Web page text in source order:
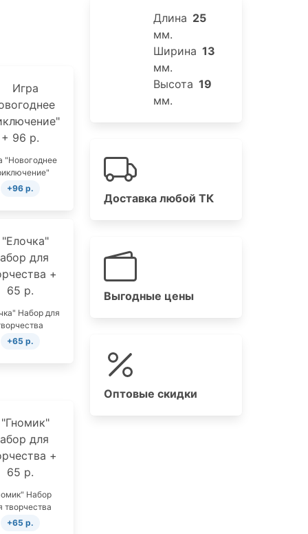
"Новогоднее
+96 р.
Набор для
+65 р.
Набор
творчества
+65 р.
Длина 25
мм.
Ширина 13
мм.
Высота 19
мм.
Доставка любой ТК
Выгодные цены
Оптовые скидки